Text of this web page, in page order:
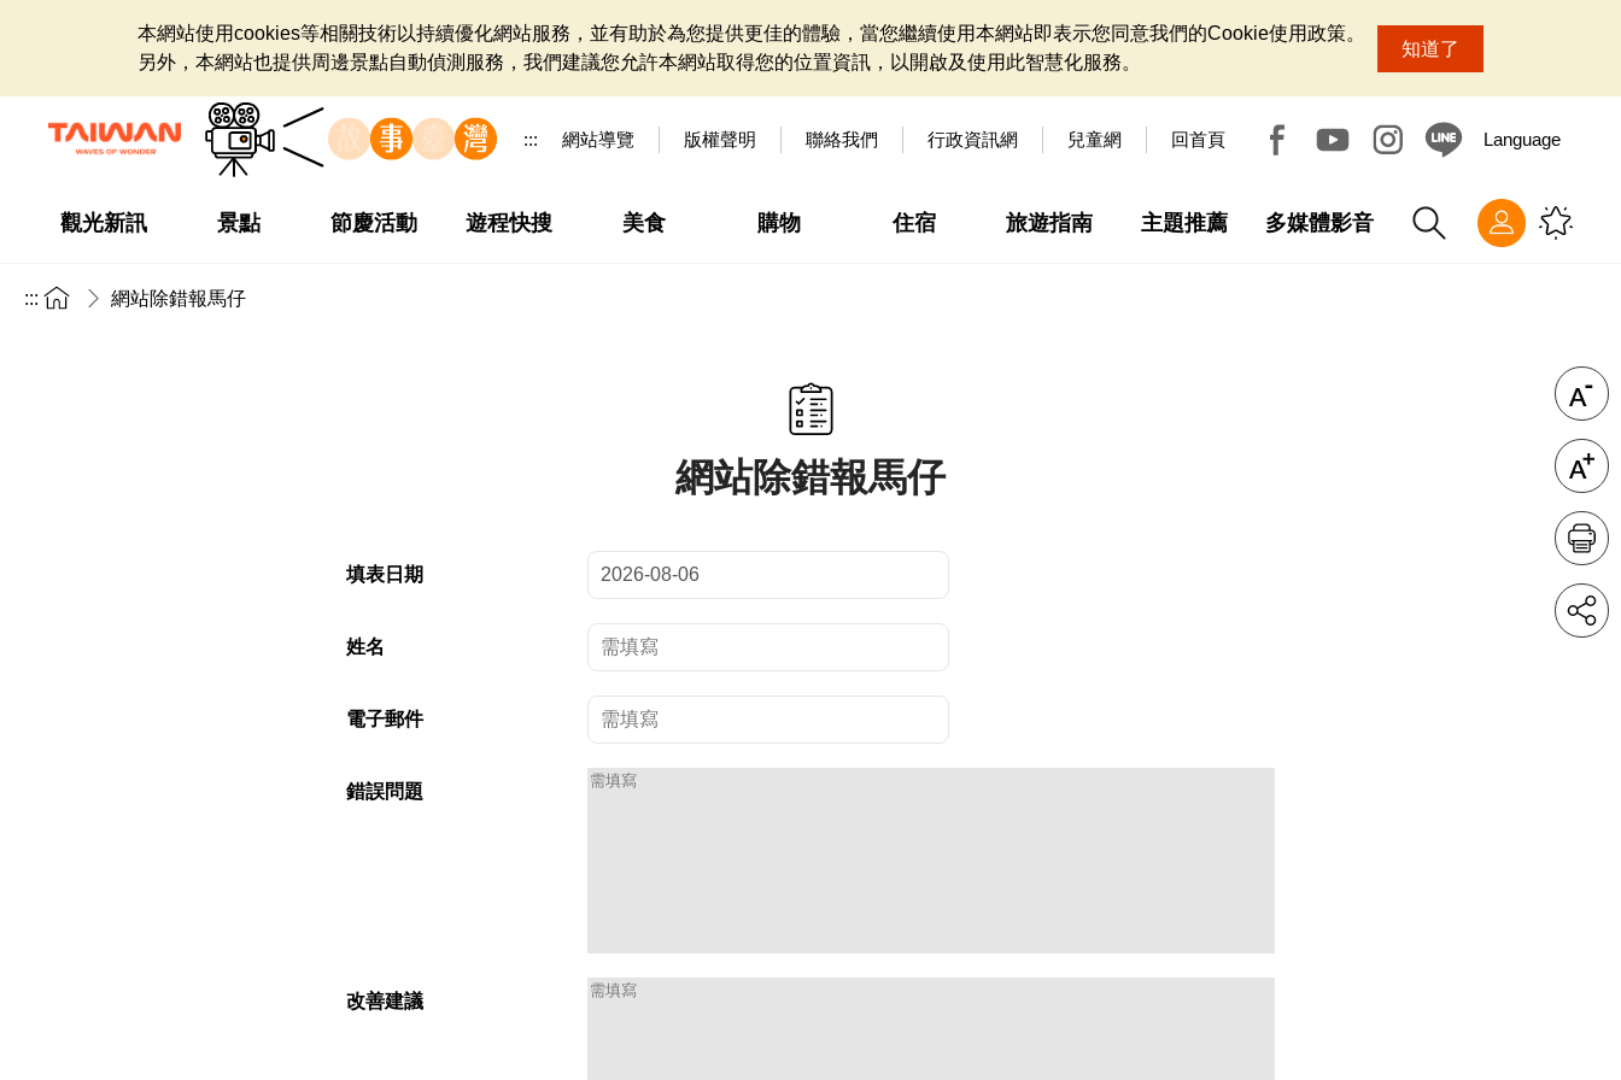
本網站使用cookies等相關技術以持續優化網站服務，並有助於為您提供更佳的體驗，當您繼續使用本網站即表示您同意我們的Cookie使用政策。
另外，本網站也提供周邊景點自動偵測服務，我們建議您允許本網站取得您的位置資訊，以開啟及使用此智慧化服務。
知道了
::: 網站導覽 版權聲明 聯絡我們 行政資訊網 兒童網 回首頁 Language
觀光新訊 景點 節慶活動 遊程快搜 美食 購物 住宿 旅遊指南 主題推薦 多媒體影音
::: 網站除錯報馬仔
網站除錯報馬仔
填表日期
姓名
電子郵件
錯誤問題
改善建議